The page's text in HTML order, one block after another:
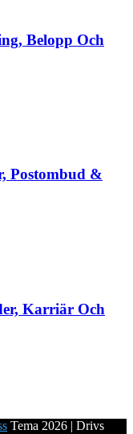
Belopp Och
Postombud &
Karriär Och
Tema 2026 | Drivs